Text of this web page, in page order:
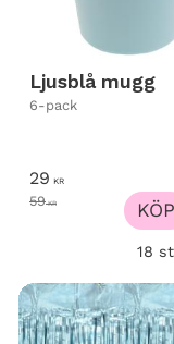
Ljusblå mugg
6-pack
29 KR
59KR
18
KÖP